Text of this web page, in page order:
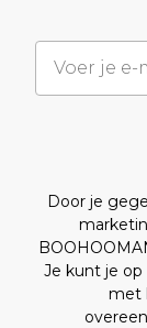
Door je
Je kunt je
met